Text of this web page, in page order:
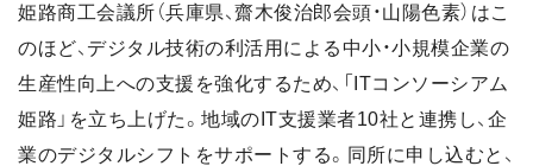
姫路商工会議所（兵庫県、齋木俊治郎会頭・山陽色素）はこ
のほど、デジタル技術の利活用による中小・小規模企業の
生産性向上への支援を強化するため、「ITコンソーシアム
姫路」を立ち上げた。地域のIT支援業者10社と連携し、企
業のデジタルシフトをサポートする。同所に申し込むと、